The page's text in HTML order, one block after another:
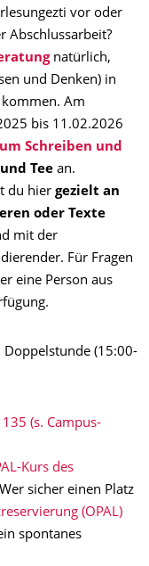
vor oder
Abschlussarbeit?
natürlich,
und Denken) in
Am
bis 11.02.2026
Schreiben und
Tee an.
du hier gezielt an
oder Texte
mit der
Für Fragen
eine Person aus
(15:00-
135 (s. Campus-
Kurs des
sicher einen Platz
(OPAL)
spontanes